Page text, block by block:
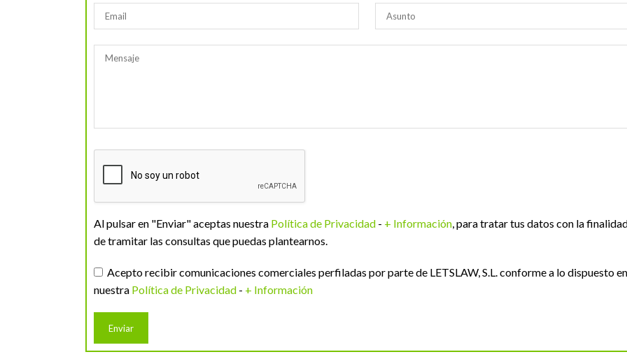
Al pulsar en "Enviar" aceptas nuestra Política de Privacidad - + Información, para tratar tus datos con la
de tramitar las consultas que puedas plantearnos.
Acepto recibir comunicaciones comerciales perfiladas por parte de LETSLAW, S.L. conforme a lo dispuesto en
nuestra Política de Privacidad - + Información